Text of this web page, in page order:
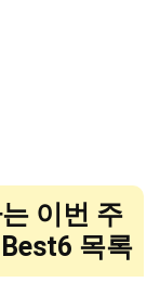
이번 주
목록